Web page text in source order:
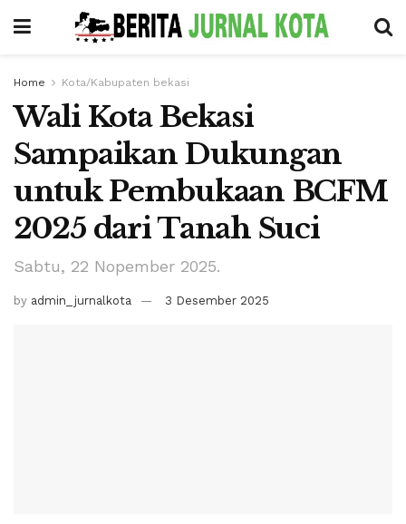
Home Kota/Kabupaten bekasi
Wali Kota Bekasi
Sampaikan Dukungan
untuk Pembukaan BCFM
2025 dari Tanah Suci
Sabtu, 22 Nopember 2025.
by admin_jurnalkota 3 Desember 2025